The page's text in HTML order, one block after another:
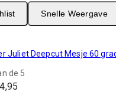
Snelle Weergave
Juliet Deepcut Mesje 60
de 5